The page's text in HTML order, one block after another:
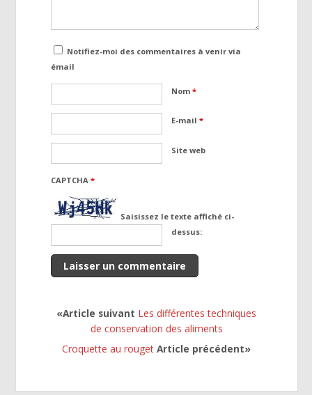
Notifiez-moi des commentaires à venir via
émail
Nom*
E-mail*
Site web
CAPTCHA*
Saisissez le texte affiché ci-
dessus:
«Article suivant Les différentes techniques
de conservation des aliments
Croquette au rouget Article précédent»